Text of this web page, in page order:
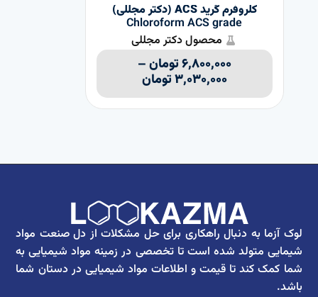
کلروفرم گرید ACS (دکتر مجللی)
Chloroform ACS grade
محصول دکتر مجللی
۶,۸۰۰,۰۰۰تومان–
۳,۰۳۰,۰۰۰تومان
لوک آزما به دنبال راهکاری برای حل مشکلات از دل صنعت مواد
شیمایی متولد شده است تا تخصصی در زمینه مواد شیمیایی به
شما کمک کند تا قیمت و اطلاعات مواد شیمیایی در دستان شما
باشد.